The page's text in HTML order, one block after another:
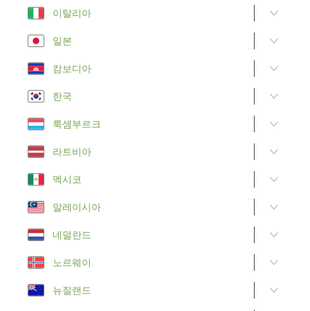
이탈리아
일본
캄보디아
한국
룩셈부르크
라트비아
멕시코
말레이시아
네덜란드
노르웨이
뉴질랜드